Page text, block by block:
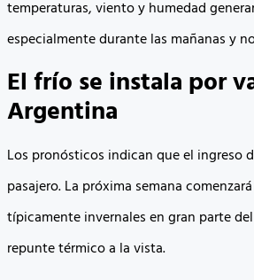
temperaturas, viento y humedad
especialmente durante las mañanas y
El frío se instala por
Argentina
Los pronósticos indican que el ingreso
pasajero. La próxima semana
típicamente invernales en gran parte
repunte térmico a la vista.